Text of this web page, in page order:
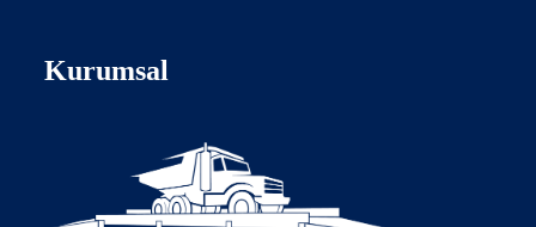
Kurumsal